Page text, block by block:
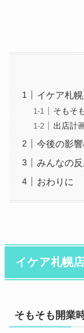
イケア札
そもそ
出店計
今後の影響
みんなの反
おわりに
イケア札幌
そもそも開業